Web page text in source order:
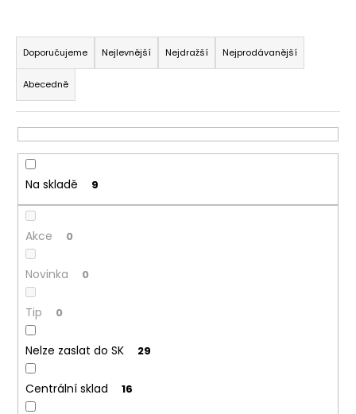
Ř
a
z
e
n
í
p
o
d
u
k
ů
Doporučujeme Nejlevnější Nejdražší Nejprodávanější
Abecedně
Na skladě 9
Akce 0
Novinka 0
Tip 0
Nelze zaslat do SK 29
Centrální sklad 16
?
HLEDAT
D
o
o
u
m